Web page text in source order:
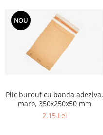
NOU
Plic burduf cu banda adeziva,
maro, 350x250x50 mm
2,15 Lei